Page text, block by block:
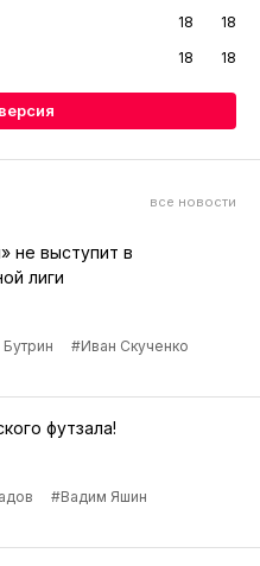
18
18
18 18
все новости
не выступит в
лиги
#Иван Скученко
футзала!
#Вадим Яшин